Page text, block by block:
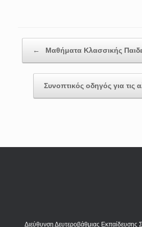
←
Μαθήματα Κλασσικής
Συνοπτικός οδηγός για τις
Διεύθυνση Δευτεροβάθμιας